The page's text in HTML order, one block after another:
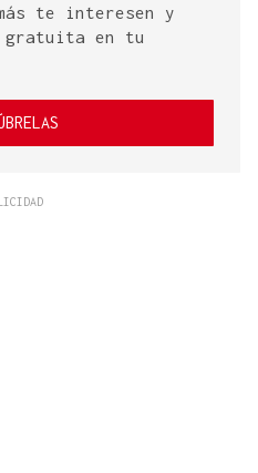
te interesen y
gratuita en tu